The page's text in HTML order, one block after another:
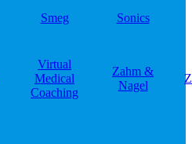
Smeg Sonics
Virtual
Medical
Coaching
Zahm &
Nagel